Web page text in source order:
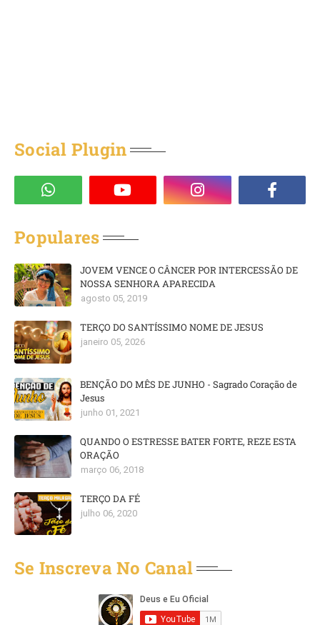
Social Plugin
Populares
JOVEM VENCE O CÂNCER POR INTERCESSÃO DE
NOSSA SENHORA APARECIDA
agosto 05, 2019
TERÇO DO SANTÍSSIMO NOME DE JESUS
janeiro 05, 2026
BENÇÃO DO MÊS DE JUNHO - Sagrado Coração de
Jesus
junho 01, 2021
QUANDO O ESTRESSE BATER FORTE, REZE ESTA
ORAÇÃO
março 06, 2018
TERÇO DA FÉ
julho 06, 2020
Se Inscreva No Canal